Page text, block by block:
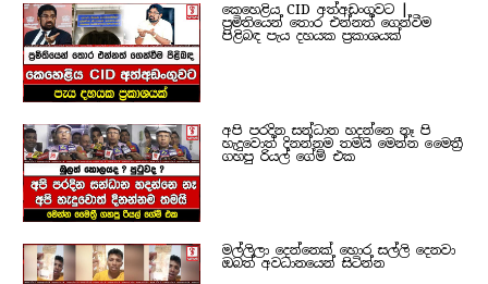
කෙහෙළිය CID අත්අඩංගුවට |
ප්‍රමිතියෙන් තොර එන්නත් ගෙන්වීම
පිළිබඳ පැය දහයක ප්‍රකාශයක්
අපි පරදින සන්ධාන හදන්නෙ නෑ පි
හැදුවොත් දිනන්නම තමයි මෙන්න මෛත්‍රී
ගහපු රියල් ගේම් එක
මල්ලිලා දෙන්නෙක් හොර සල්ලි දෙනවා
ඔබත් අවධානයෙන් සිටින්න